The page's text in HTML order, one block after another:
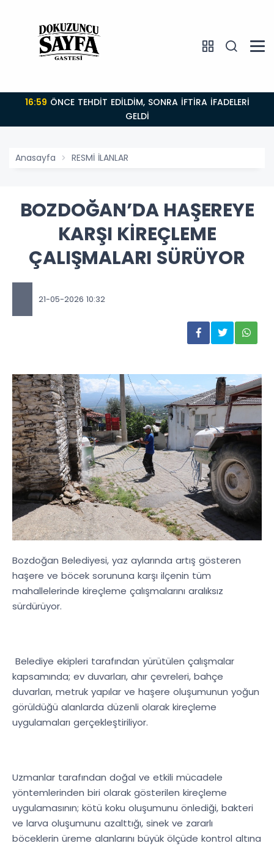
16:59
GELDİ
Anasayfa RESMİ İLANLAR
BOZDOĞAN’DA HAŞEREYE
KARŞI KİREÇLEME
ÇALIŞMALARI SÜRÜYOR
21-05-2026 10:32
Bozdoğan Belediyesi, yaz aylarında artış gösteren
haşere ve böcek sorununa karşı ilçenin tüm
mahallelerinde kireçleme çalışmalarını aralıksız
sürdürüyor.
Belediye ekipleri tarafından yürütülen çalışmalar
kapsamında; ev duvarları, ahır çevreleri, bahçe
duvarları, metruk yapılar ve haşere oluşumunun yoğun
görüldüğü alanlarda düzenli olarak kireçleme
uygulamaları gerçekleştiriliyor.
Uzmanlar tarafından doğal ve etkili mücadele
yöntemlerinden biri olarak gösterilen kireçleme
uygulamasının; kötü koku oluşumunu önlediği, bakteri
ve larva oluşumunu azalttığı, sinek ve zararlı
böceklerin üreme alanlarını büyük ölçüde kontrol altına